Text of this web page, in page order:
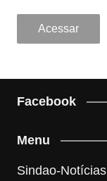
Facebook
Menu
Sindao-Notícias